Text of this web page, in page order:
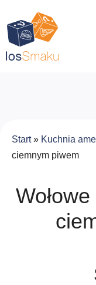
Start» Kuchnia
ciemnym piwem